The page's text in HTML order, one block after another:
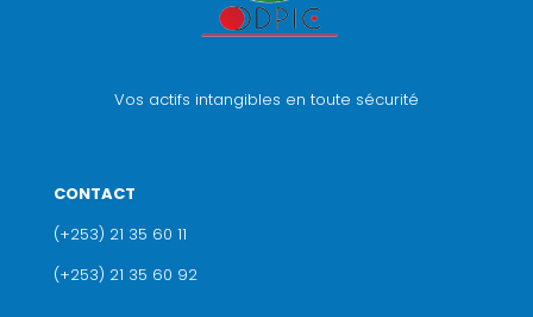
Vos actifs intangibles en toute sécurité
CONTACT
(+253) 21 35 60 11
(+253) 21 35 60 92